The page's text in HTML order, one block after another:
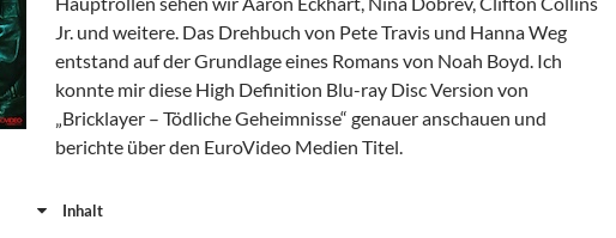
Jr. und weitere. Das Drehbuch von Pete Travis und Hanna Weg
entstand auf der Grundlage eines Romans von Noah Boyd. Ich
konnte mir diese High Definition Blu-ray Disc Version von
„Bricklayer – Tödliche Geheimnisse“ genauer anschauen und
berichte über den EuroVideo Medien Titel.
Inhalt